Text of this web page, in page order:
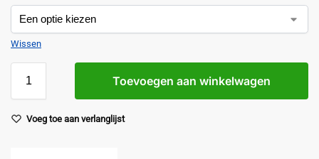
Wissen
Toevoegen aan winkelwagen
Voeg toe aan verlanglijst